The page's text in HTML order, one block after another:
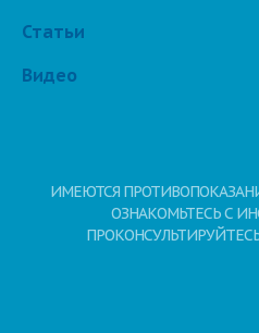
Статьи
Видео
ИМЕЮТСЯ
ОЗНАКОМЬТЕСЬ С